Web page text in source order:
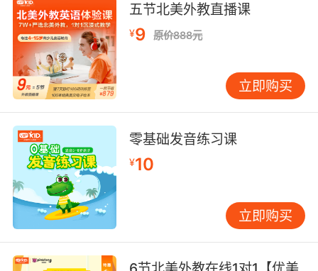
五节北美外教直播课
¥9 原价888元
立即购买
零基础发音练习课
¥10
立即购买